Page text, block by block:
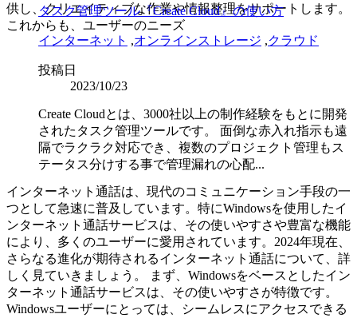
供し、クリエイティブな作業や情報整理をサポートします。
これからも、ユーザーのニーズ
インターネット通話は、現代のコミュニケーション手段の一
つとして急速に普及しています。特にWindowsを使用したイ
ンターネット通話サービスは、その使いやすさや豊富な機能
により、多くのユーザーに愛用されています。2024年現在、
さらなる進化が期待されるインターネット通話について、詳
しく見ていきましょう。 まず、Windowsをベースとしたイン
ターネット通話サービスは、その使いやすさが特徴です。
Windowsユーザーにとっては、シームレスにアクセスできる
タスク管理ツール『Create Cloud』の使い方
インターネット ,オンラインストレージ ,クラウド
投稿日
2023/10/23
Create Cloudとは、3000社以上の制作経験をもとに開発
されたタスク管理ツールです。 面倒な赤入れ指示も遠
隔でラクラク対応でき、複数のプロジェクト管理もス
テータス分けする事で管理漏れの心配...